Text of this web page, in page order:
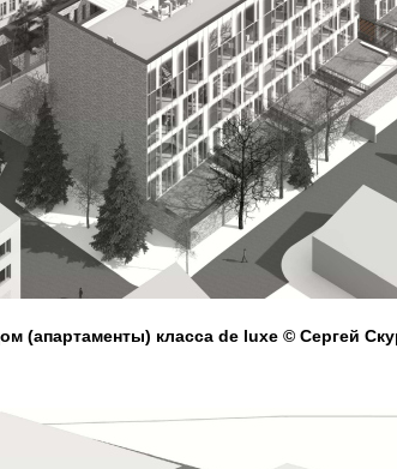
(апартаменты) класса de luxe © Сергей